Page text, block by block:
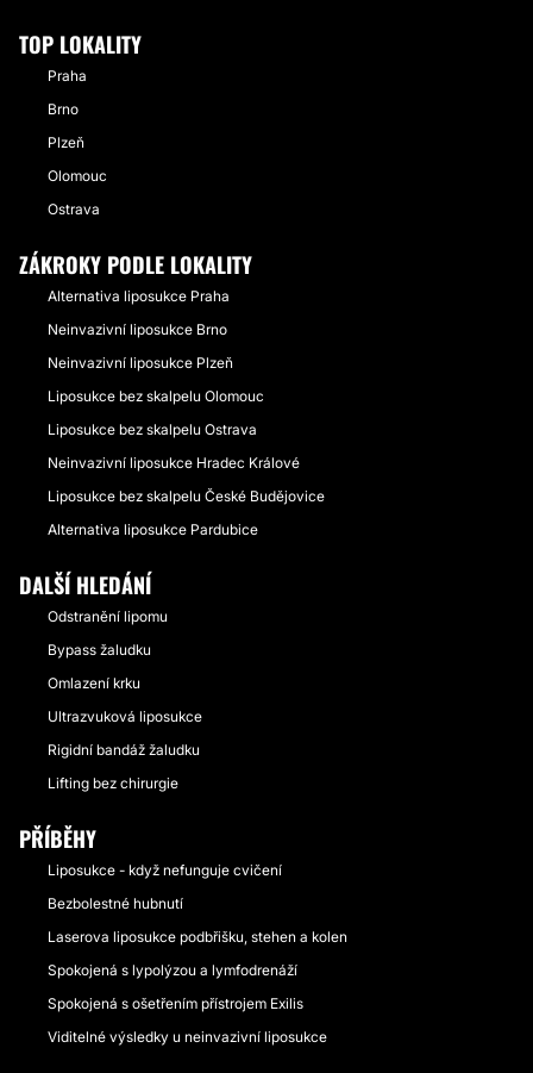
TOP LOKALITY
Praha
Brno
Plzeň
Olomouc
Ostrava
ZÁKROKY PODLE LOKALITY
Alternativa liposukce Praha
Neinvazivní liposukce Brno
Neinvazivní liposukce Plzeň
Liposukce bez skalpelu Olomouc
Liposukce bez skalpelu Ostrava
Neinvazivní liposukce Hradec Králové
Liposukce bez skalpelu České Budějovice
Alternativa liposukce Pardubice
DALŠÍ HLEDÁNÍ
Odstranění lipomu
Bypass žaludku
Omlazení krku
Ultrazvuková liposukce
Rigidní bandáž žaludku
Lifting bez chirurgie
PŘÍBĚHY
Liposukce - když nefunguje cvičení
Bezbolestné hubnutí
Laserova liposukce podbřišku, stehen a kolen
Spokojená s lypolýzou a lymfodrenáží
Spokojená s ošetřením přístrojem Exilis
Viditelné výsledky u neinvazivní liposukce